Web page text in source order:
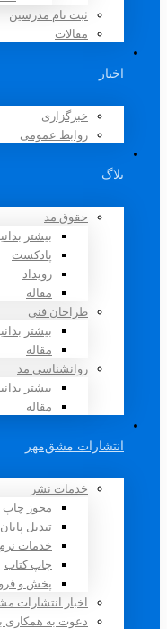
ثبت نام مدرسین
مقالات
اخبار
خبرگزاری
روابط عمومی
بلاگ
حقوق مد
بیشتر
پادکست
رویداد
مقاله
طراحان فنی
بیشتر
مقاله
روانشناسی مد
بیشتر
مقاله
انتشارات مشق‌مهر
خدمات نشر
مجوز چاپ
تبدیل
خدمات
چاپ کتاب
پخش و
اخبار انتشارات
دعوت به همکاری